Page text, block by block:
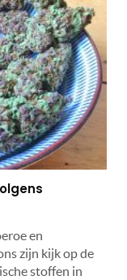
en
zijn kijk op de
stoffen in